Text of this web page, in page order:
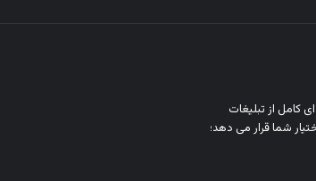
کامل از تبلیغات
شما قرار می‌ دهد؛